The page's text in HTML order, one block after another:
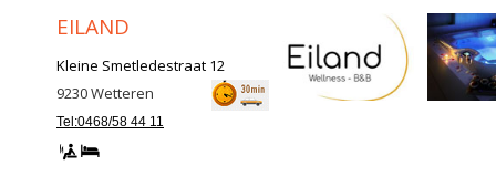
EILAND
Kleine Smetledestraat 12
9230Wetteren
Tel:0468/58 44 11